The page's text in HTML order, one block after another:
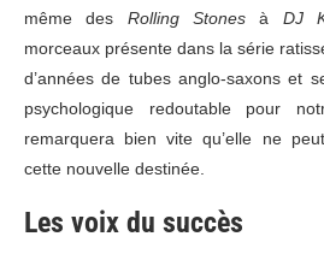
même des RollingStones à DJ
morceaux présente dans la série
d’années de tubes anglo-saxons et
psychologique redoutable pour
remarquera bien vite qu’elle ne
cette nouvelle destinée.
Les voix du succès